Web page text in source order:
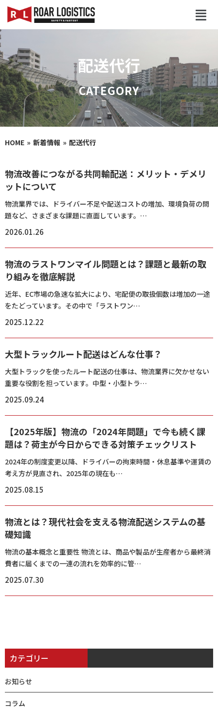
配送代行
HOME 新着情報 配送代行
物流改善につながる共同輸配送：メリット・デメリ
ットについて
物流業界では、ドライバー不足や配送コストの増加、環境負荷の問
題など、さまざまな課題に直面しています。…
2026.01.26
物流のラストワンマイル問題とは？課題と最新の取
り組みを徹底解説
近年、EC市場の急速な拡大により、宅配便の取扱個数は増加の一途
をたどっています。その中で「ラストワン…
2025.12.22
大型トラックルート配送はどんな仕事？
大型トラックを使ったルート配送の仕事は、物流業界に欠かせない
重要な役割を担っています。中型・小型トラ…
2025.09.24
【2025年版】物流の「2024年問題」で今も続く課
題は？荷主が今日からできる対策チェックリスト
2024年の制度変更以降、ドライバーの拘束時間・休息基準や運賃の
考え方が見直され、2025年の現在も…
2025.08.15
物流とは？現代社会を支える物流配送システムの基
礎知識
物流の基本概念と重要性 物流とは、商品や製品が生産者から最終消
費者に届くまでの一連の流れを効率的に管…
2025.07.30
カテゴリー
お知らせ
コラム